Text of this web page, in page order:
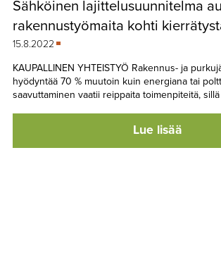
TAPAHTUMAT
YHTEYSTIEDOT
Sähköinen lajittelusuunnitelma
rakennustyömaita kohti
15.8.2022
KAUPALLINEN YHTEISTYÖ Rakennus- ja
hyödyntää 70 % muutoin kuin energiana tai
saavuttaminen vaatii reippaita toimenpiteitä,
Lue lisää